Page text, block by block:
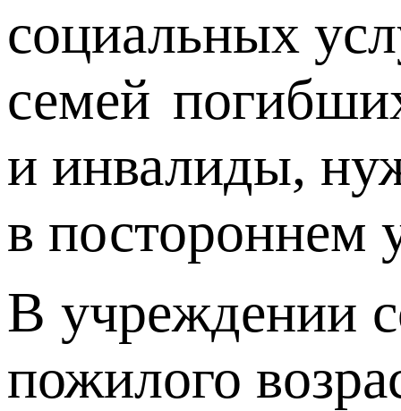
социальных
семей
и инвалиды,
в постороннем
В учреждении
пожилого